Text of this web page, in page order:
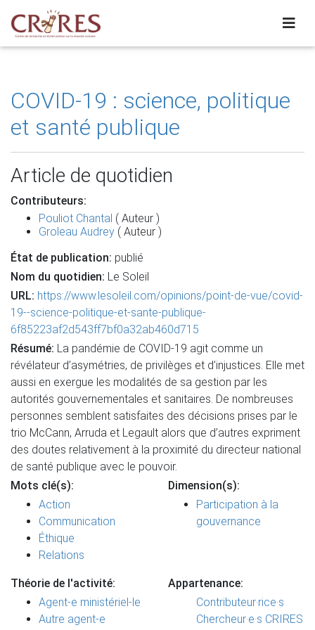
COVID-19 : science, politique
et santé publique
Article de quotidien
Contributeurs:
Pouliot Chantal ( Auteur )
Groleau Audrey ( Auteur )
État de publication: publié
Nom du quotidien: Le Soleil
URL: https://www.lesoleil.com/opinions/point-de-vue/covid-
19--science-politique-et-sante-publique-
6f85223af2d543ff7bf0a32ab460d715
Résumé: La pandémie de COVID-19 agit comme un
révélateur d’asymétries, de privilèges et d’injustices. Elle met
aussi en exergue les modalités de sa gestion par les
autorités gouvernementales et sanitaires. De nombreuses
personnes semblent satisfaites des décisions prises par le
trio McCann, Arruda et Legault alors que d’autres expriment
des doutes relativement à la proximité du directeur national
de santé publique avec le pouvoir.
Mots clé(s):
Action
Communication
Éthique
Relations
Dimension(s):
Participation à la
gouvernance
Théorie de l'activité:
Agent-e ministériel-le
Autre agent-e
Appartenance:
Contributeur·rice·s
Chercheur·e·s CRIRES